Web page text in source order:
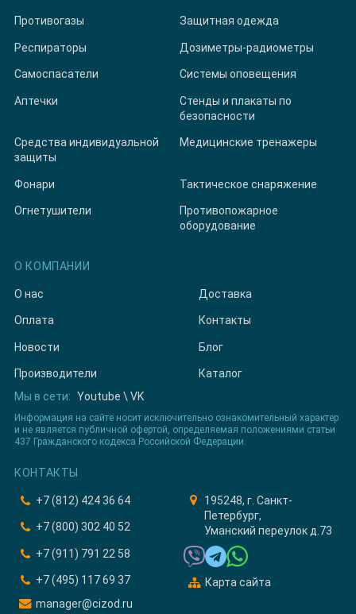
Противогазы Защитная одежда
Респираторы Дозиметры-радиометры
Самоспасатели Системы оповещения
Аптечки
Стенды и плакаты по
безопасности
Средства индивидуальной
защиты
Медицинские тренажеры
Фонари Тактическое снаряжение
Огнетушители
Противопожарное
оборудование
О КОМПАНИИ
О нас Доставка
Оплата Контакты
Новости Блог
Производители
Каталог
Мы в сети: Youtube \ VK
Информация на сайте носит исключительно ознакомительный характер
и не является публичной офертой, определяемая положениями статьи
437 Гражданского кодекса Российской Федерации.
КОНТАКТЫ
+7 (812) 424 36 64
+7 (800) 302 40 52
+7 (911) 791 22 58
+7 (495) 117 69 37
manager@cizod.ru
195248, г. Санкт-
Петербург,
Уманский переулок д.73
Карта сайта